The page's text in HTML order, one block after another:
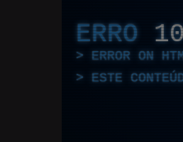
ERRO
ERROR ON
ESTE